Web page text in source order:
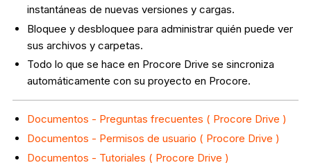
instantáneas de nuevas versiones y cargas.
Bloquee y desbloquee para administrar quién puede ver
sus archivos y carpetas.
Todo lo que se hace en Procore Drive se sincroniza
automáticamente con su proyecto en Procore.
Documentos - Preguntas frecuentes ( Procore Drive )
Documentos - Permisos de usuario ( Procore Drive )
Documentos - Tutoriales ( Procore Drive )